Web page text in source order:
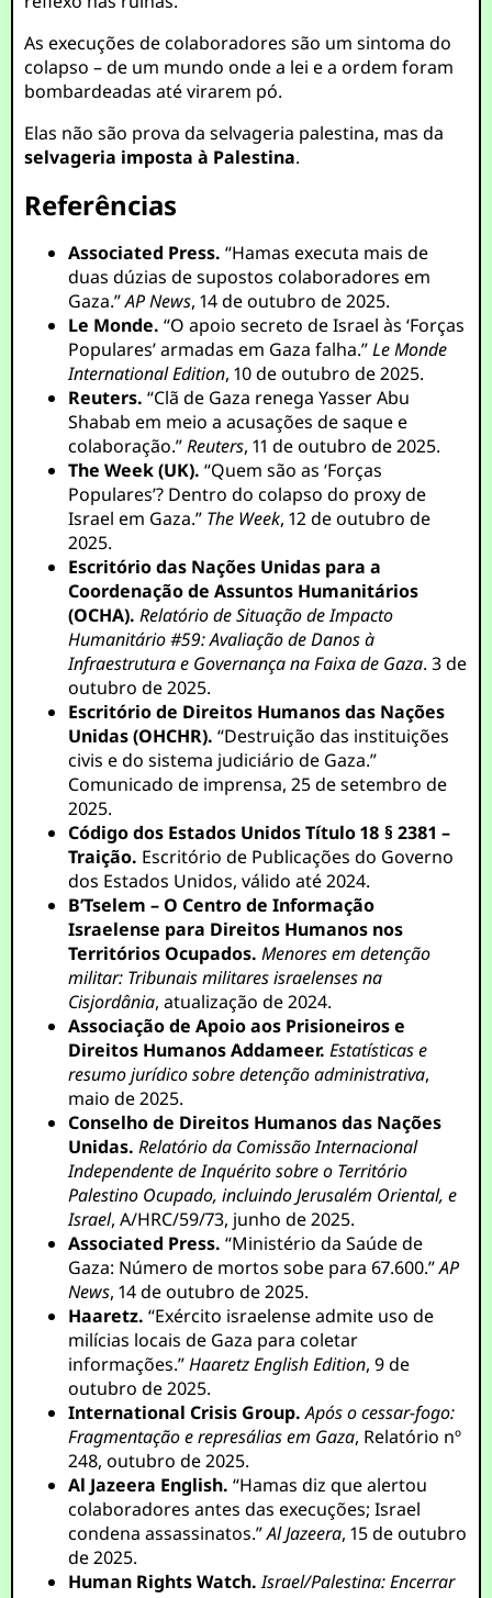
As execuções de colaboradores são um sintoma do
colapso – de um mundo onde a lei e a ordem foram
bombardeadas até virarem pó.
Elas não são prova da selvageria palestina, mas da
selvageria imposta à Palestina.
Referências
Associated Press. “Hamas executa mais de
duas dúzias de supostos colaboradores em
Gaza.”AP News, 14 de outubro de 2025.
Le Monde. “O apoio secreto de Israel às ‘Forças
Populares’ armadas em Gaza falha.”Le Monde
International Edition, 10 de outubro de 2025.
Reuters. “Clã de Gaza renega Yasser Abu
Shabab em meio a acusações de saque e
colaboração.”Reuters, 11 de outubro de 2025.
The Week (UK). “Quem são as ‘Forças
Populares’? Dentro do colapso do proxy de
Israel em Gaza.” The Week, 12 de outubro de
2025.
Escritório das Nações Unidas para a
Coordenação de Assuntos Humanitários
(OCHA). Relatório de Situação de Impacto
Humanitário #59: Avaliação de Danos à
Infraestrutura e Governança na Faixa de Gaza. 3 de
outubro de 2025.
Escritório de Direitos Humanos das Nações
Unidas (OHCHR). “Destruição das instituições
civis e do sistema judiciário de Gaza.”
Comunicado de imprensa, 25 de setembro de
2025.
Código dos Estados Unidos Título 18 § 2381 –
Traição. Escritório de Publicações do Governo
dos Estados Unidos, válido até 2024.
B’Tselem – O Centro de Informação
Israelense para Direitos Humanos nos
Territórios Ocupados. Menores em detenção
militar: Tribunais militares israelenses na
Cisjordânia, atualização de 2024.
Associação de Apoio aos Prisioneiros e
Direitos Humanos Addameer. Estatísticas e
resumo jurídico sobre detenção administrativa,
maio de 2025.
Conselho de Direitos Humanos das Nações
Unidas. Relatório da Comissão Internacional
Independente de Inquérito sobre o Território
Palestino Ocupado, incluindo Jerusalém Oriental, e
Israel, A/HRC/59/73, junho de 2025.
Associated Press. “Ministério da Saúde de
Gaza: Número de mortos sobe para 67.600.”AP
News, 14 de outubro de 2025.
Haaretz. “Exército israelense admite uso de
milícias locais de Gaza para coletar
informações.”Haaretz English Edition, 9 de
outubro de 2025.
International Crisis Group. Após o cessar-fogo:
Fragmentação e represálias em Gaza, Relatório nº
248, outubro de 2025.
Al Jazeera English. “Hamas diz que alertou
colaboradores antes das execuções; Israel
condena assassinatos.”Al Jazeera, 15 de outubro
de 2025.
Human Rights Watch. Israel/Palestina: Encerrar